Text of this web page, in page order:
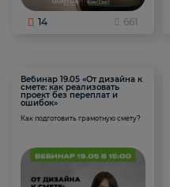
14 661
Вебинар 19.05 «От дизайна к
смете: как реализовать
проект без переплат и
ошибок»
Как подготовить грамотную смету?